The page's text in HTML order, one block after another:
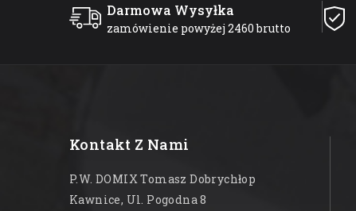
Darmowa Wysyłka
zamówienie powyżej 2460 brutto
Kontakt Z Nami
P.W. DOMIX Tomasz Dobrychłop
Kawnice, Ul. Pogodna 8